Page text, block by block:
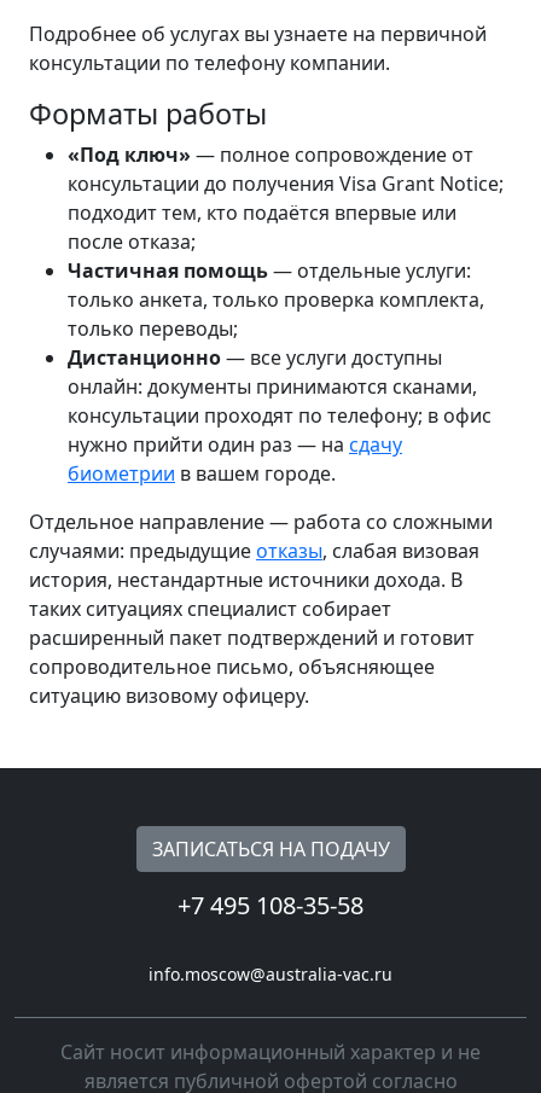
Подробнее об услугах вы узнаете на первичной
консультации по телефону компании.
Форматы работы
«Под ключ» — полное сопровождение от
консультации до получения Visa Grant Notice;
подходит тем, кто подаётся впервые или
после отказа;
Частичная помощь— отдельные услуги:
только анкета, только проверка комплекта,
только переводы;
Дистанционно— все услуги доступны
онлайн: документы принимаются сканами,
консультации проходят по телефону; в офис
нужно прийти один раз — на сдачу
биометрии в вашем городе.
Отдельное направление — работа со сложными
случаями: предыдущиеотказы, слабая визовая
история, нестандартные источники дохода. В
таких ситуациях специалист собирает
расширенный пакет подтверждений и готовит
сопроводительное письмо, объясняющее
ситуацию визовому офицеру.
ЗАПИСАТЬСЯ НА ПОДАЧУ
+7 495 108-35-58
info.moscow@australia-vac.ru
Cайт носит информационный характер и не
является публичной офертой согласно